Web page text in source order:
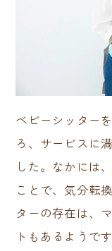
ベビーシッター
ろ、サービスに
した。なかには
ことで、気分転
ターの存在は、
トもあるようです